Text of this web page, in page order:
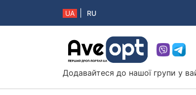
UA RU
Aveopt – оптова дропшипінг
Додавайтеся до нашої групи у